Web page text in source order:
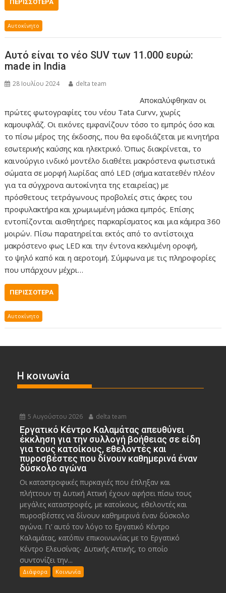
ΠΕΡΙΣΣΌΤΕΡΑ
Αυτοκίνητο
Αυτό είναι το νέο SUV των 11.000 ευρώ:
made in India
28 Ιουλίου 2024 delta team
Αποκαλύφθηκαν οι
πρώτες φωτογραφίες του νέου Tata Curvv, χωρίς
καμουφλάζ. Οι εικόνες εμφανίζουν τόσο το εμπρός όσο και
το πίσω μέρος της έκδοσης, που θα εφοδιάζεται με κινητήρα
εσωτερικής καύσης και ηλεκτρικό. Όπως διακρίνεται, το
καινούργιο ινδικό μοντέλο διαθέτει μακρόστενα φωτιστικά
σώματα σε μορφή λωρίδας από LED (σήμα κατατεθέν πλέον
για τα σύγχρονα αυτοκίνητα της εταιρείας) με
πρόσθετους τετράγωνους προβολείς στις άκρες του
προφυλακτήρα και χρωμιωμένη μάσκα εμπρός. Επίσης
εντοπίζονται αισθητήρες παρκαρίσματος και μια κάμερα 360
μοιρών. Πίσω παρατηρείται εκτός από το αντίστοιχα
μακρόστενο φως LED και την έντονα κεκλιμένη οροφή,
το ψηλό καπό και η αεροτομή. Σύμφωνα με τις πληροφορίες
που υπάρχουν μέχρι…
ΠΕΡΙΣΣΌΤΕΡΑ
Αυτοκίνητο
Η κοινωνία
5 Αυγούστου 2026 delta team
Εργατικό Κέντρο Καλαμάτας απευθύνει
έκκληση για την συλλογή βοήθειας σε είδη
για τους κατοίκους, εθελοντές και
πυροσβέστες που δίνουν καθημερινά έναν
δύσκολο αγώνα
Οι καταστροφικές πυρκαγιές που έπληξαν και
πλήττουν τη Δυτική Αττική έχουν αφήσει πίσω τους
μεγάλες καταστροφές, με κατοίκους, εθελοντές και
πυροσβέστες να δίνουν καθημερινά έναν δύσκολο
αγώνα. Γι’ αυτό τον λόγο το Εργατικό Κέντρο
Καλαμάτας, κατόπιν επικοινωνίας με το Εργατικό
Κέντρο Ελευσίνας- Δυτικής Αττικής, το οποίο
συντονίζει την...
Διάφορα Κοινωνία